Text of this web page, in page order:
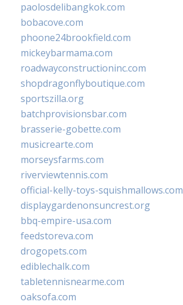
paolosdelibangkok.com
bobacove.com
phoone24brookfield.com
mickeybarmama.com
roadwayconstructioninc.com
shopdragonflyboutique.com
sportszilla.org
batchprovisionsbar.com
brasserie-gobette.com
musicrearte.com
morseysfarms.com
riverviewtennis.com
official-kelly-toys-squishmallows.com
displaygardenonsuncrest.org
bbq-empire-usa.com
feedstoreva.com
drogopets.com
ediblechalk.com
tabletennisnearme.com
oaksofa.com